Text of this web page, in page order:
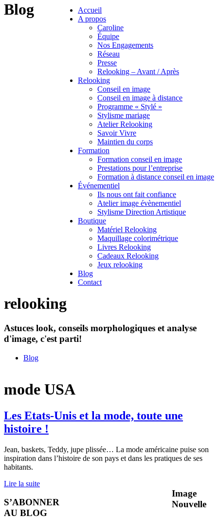
Accueil
A propos
Caroline
Équipe
Nos Engagements
Réseau
Presse
Relooking – Avant / Après
Relooking
Conseil en image
Conseil en image à distance
Programme « Stylé »
Stylisme mariage
Atelier Relooking
Savoir Vivre
Maintien du corps
Formation
Formation conseil en image
Prestations pour l’entreprise
Formation à distance conseil en image
Événementiel
Ils nous ont fait confiance
Atelier image évènementiel
Stylisme Direction Artistique
Boutique
Matériel Relooking
Maquillage colorimétrique
Livres Relooking
Cadeaux Relooking
Jeux relooking
Blog
Contact
Blog
relooking
Astuces look, conseils morphologiques et analyse
d'image, c'est parti!
Blog
mode USA
Les Etats-Unis et la mode, toute une
histoire !
Jean, baskets, Teddy, jupe plissée… La mode américaine puise son
inspiration dans l’histoire de son pays et dans les pratiques de ses
habitants.
Lire la suite
S’ABONNER
AU BLOG
Image
Nouvelle